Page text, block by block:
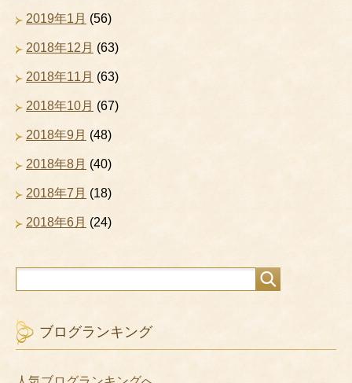
2019年1月 (56)
2018年12月 (63)
2018年11月 (63)
2018年10月 (67)
2018年9月 (48)
2018年8月 (40)
2018年7月 (18)
2018年6月 (24)
ブログランキング